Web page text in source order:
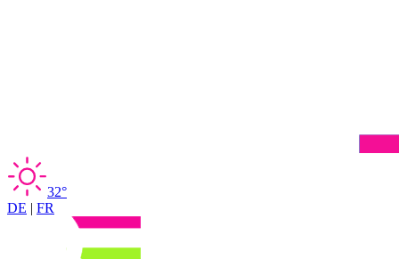
32°
DE | FR